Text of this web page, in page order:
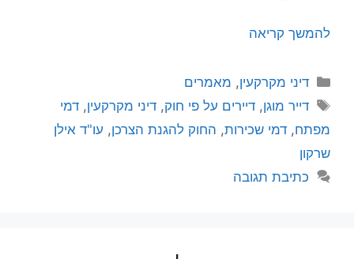
להמשך קריאה
קטגוריות
דיני מקרקעין, מאמרים
תגיות
דייר מוגן,דיירים על פי חוק,דיני מקרקעין,דמי
מפתח, דמי שכירות, החוק להגנת הצרכן, עו"ד אילן
שרקון
כתיבת תגובה